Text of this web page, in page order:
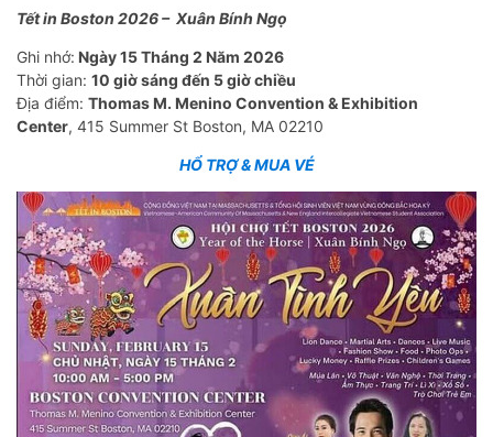
Tết in Boston 2026 – Xuân Bính Ngọ
Ghi nhớ: Ngày 15 Tháng 2 Năm 2026
Thời gian: 10 giờ sáng đến 5 giờ chiều
Địa điểm: Thomas M. Menino Convention & Exhibition
Center, 415 Summer St Boston, MA 02210
HỔ TRỢ & MUA VÉ